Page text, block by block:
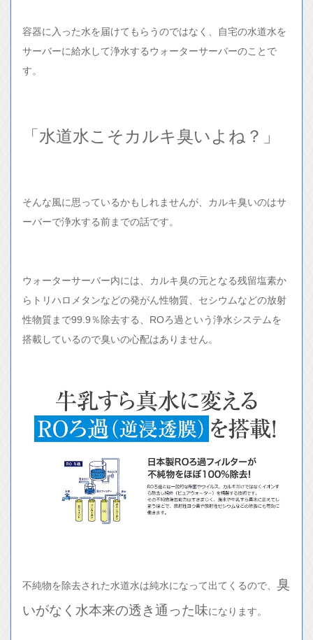
容器に入った水を届けてもらうのではなく、自宅の水道水を
サーバーに給水して浄水するウォーターサーバーのことで
す。
「水道水こそカルキ臭いよね？」
そんな風に思っているかもしれませんが、カルキ臭いのはサ
ーバーで浄水する前までの話です。
ウォーターサーバー内には、カルキ臭の元となる残留塩素か
らトリハロメタンなどの発がん性物質、セシウムなどの放射
性物質まで99.9％除去する、ROろ過という浄水システムを
搭載しているので臭いの心配はありません。
不純物を除去された水道水は純水になって出てくるので、 臭
いがなく水本来の透き通った味になります。